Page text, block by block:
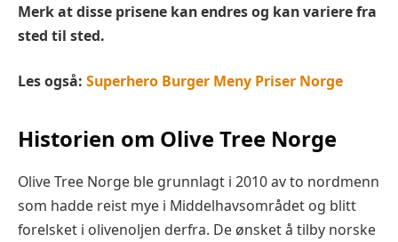
Merk at disse prisene kan endres og kan variere fra
sted til sted.
Les også: Superhero Burger Meny Priser Norge
Historien om Olive Tree Norge
Olive Tree Norge ble grunnlagt i 2010 av to nordmenn
som hadde reist mye i Middelhavsområdet og blitt
forelsket i olivenoljen derfra. De ønsket å tilby norske